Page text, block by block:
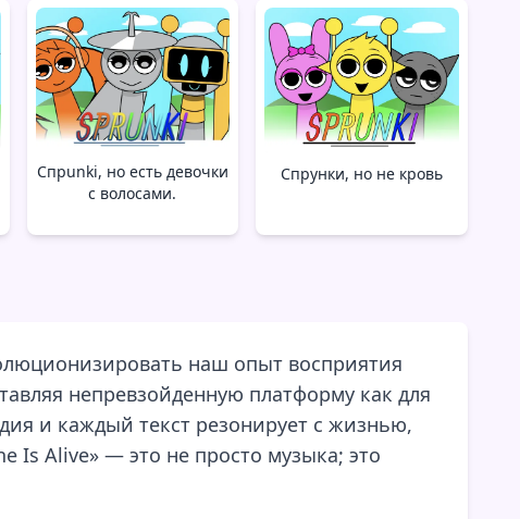
Спрunki, но есть девочки
с волосами.
Спрунки, но не кровь
наш опыт восприятия
непревзойденную платформу как для
и каждый текст резонирует с жизнью,
Is Alive» — это не просто музыка; это